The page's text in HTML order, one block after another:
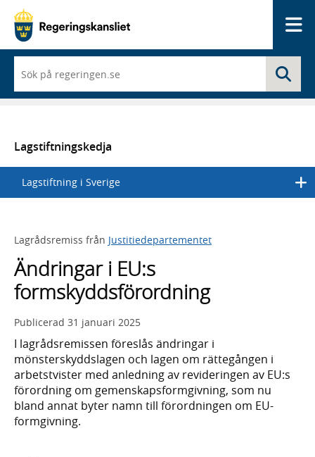
du
börjar
skriva
en
lista
med
sökförslag
Lagstiftningskedja
Lagstiftning i Sverige
Lagrådsremiss från Justitiedepartementet
Ändringar i EU:s
formskyddsförordning
Publicerad 31 januari 2025
I lagrådsremissen föreslås ändringar i
mönsterskyddslagen och lagen om rättegången i
arbetstvister med anledning av revideringen av EU:s
förordning om gemenskapsformgivning, som nu
bland annat byter namn till förordningen om EU-
formgivning.